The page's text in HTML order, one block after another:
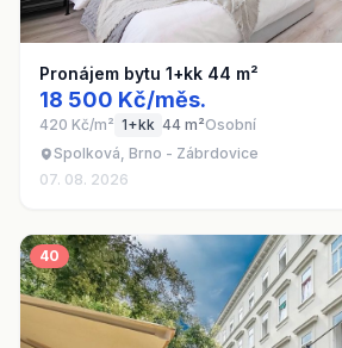
Pronájem bytu 1+kk 44 m²
18 500 Kč/měs.
420 Kč/m² 1+kk 44 m²Osobní
Spolková, Brno - Zábrdovice
07. 08. 2026
40